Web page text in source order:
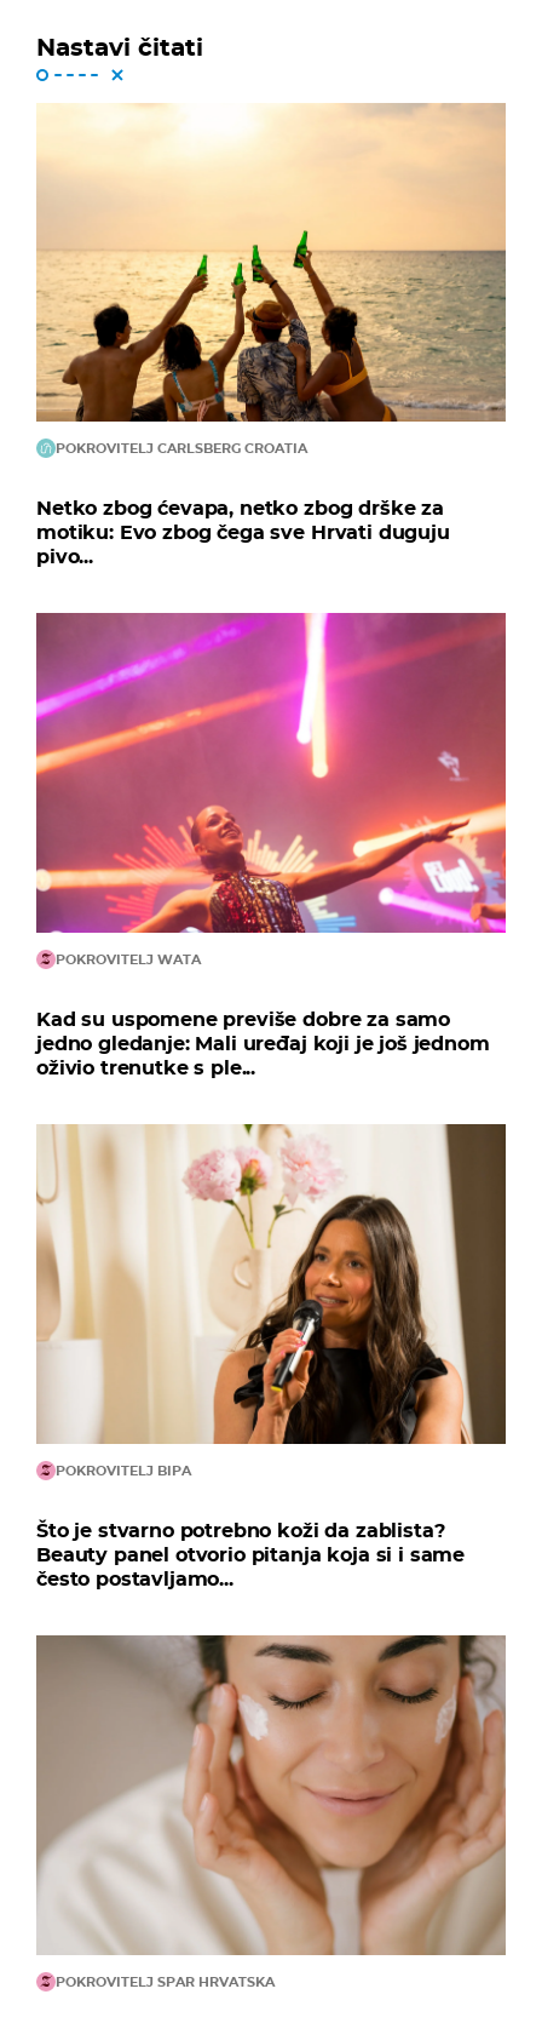
Nastavi čitati
POKROVITELJ CARLSBERG CROATIA
Netko zbog ćevapa, netko zbog drške za
motiku: Evo zbog čega sve Hrvati duguju
pivo...
POKROVITELJ WATA
Kad su uspomene previše dobre za samo
jedno gledanje: Mali uređaj koji je još jednom
oživio trenutke s ple...
POKROVITELJ BIPA
Što je stvarno potrebno koži da zablista?
Beauty panel otvorio pitanja koja si i same
često postavljamo...
POKROVITELJ SPAR HRVATSKA